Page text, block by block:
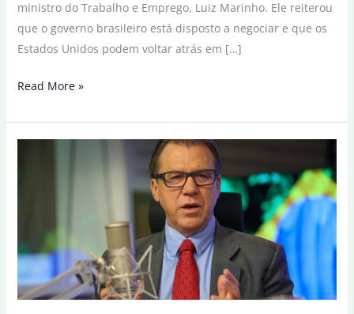
ministro do Trabalho e Emprego, Luiz Marinho. Ele reiterou
que o governo brasileiro está disposto a negociar e que os
Estados Unidos podem voltar atrás em […]
“O
não
Marinho
sobre
tarifaço
dos
Read More »